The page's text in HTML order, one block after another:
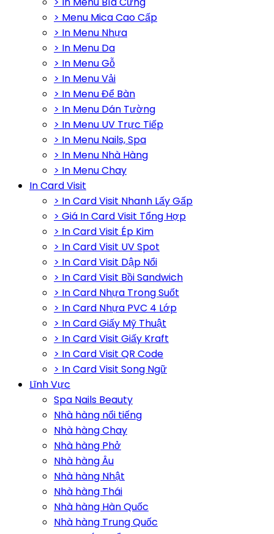
> Menu Mica Cao Cấp
> In Menu Nhựa
> In Menu Da
> In Menu Gỗ
> In Menu Vải
> In Menu Để Bàn
> In Menu Dán Tường
> In Menu UV Trực Tiếp
> In Menu Nails, Spa
> In Menu Nhà Hàng
> In Menu Chay
In Card Visit
> In Card Visit Nhanh Lấy Gấp
> Giá In Card Visit Tổng Hợp
> In Card Visit Ép Kim
> In Card Visit UV Spot
> In Card Visit Dập Nổi
> In Card Visit Bồi Sandwich
> In Card Nhựa Trong Suốt
> In Card Nhựa PVC 4 Lớp
> In Card Giấy Mỹ Thuật
> In Card Visit Giấy Kraft
> In Card Visit QR Code
> In Card Visit Song Ngữ
Lĩnh Vực
Spa Nails Beauty
Nhà hàng nổi tiếng
Nhà hàng Chay
Nhà hàng Phở
Nhà hàng Âu
Nhà hàng Nhật
Nhà hàng Thái
Nhà hàng Hàn Quốc
Nhà hàng Trung Quốc